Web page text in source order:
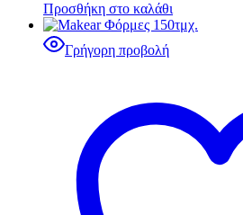
Προσθήκη στο καλάθι
Γρήγορη προβολή